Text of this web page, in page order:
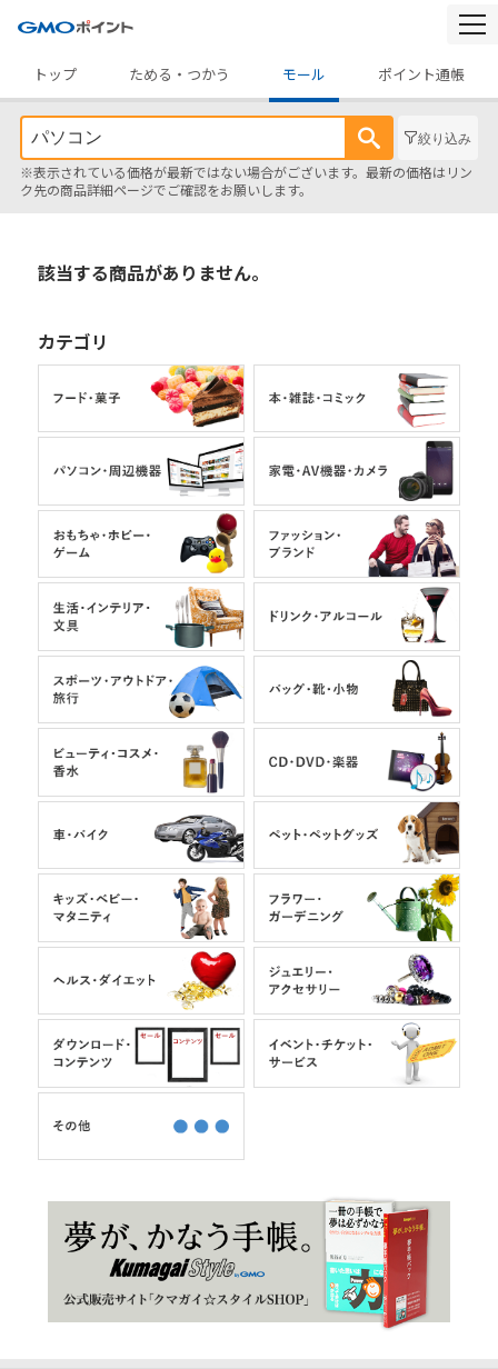
トップ
ためる・つかう モール ポイント通帳
絞り込み
※表示されている価格が最新ではない場合がございます。最新の価格はリン
ク先の商品詳細ページでご確認をお願いします。
該当する商品がありません。
カテゴリ